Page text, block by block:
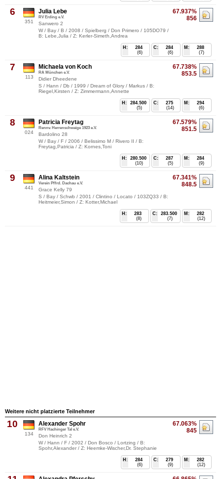
6
351
67.937%
856
Julia Lebe
RV Erding e.V.
Sanwero 2
W / Bay / B / 2008 / Spielberg / Don Primero / 105DO79 /
B: Lebe,Julia / Z: Kerler-Simeth,Andrea
M:
288
(7)
C:
284
(6)
H:
284
(6)
7
113
67.738%
853.5
Michaela von Koch
RA München e.V.
Didier Dheedene
S / Hann / Db / 1999 / Dream of Glory / Markus / B:
Riegel,Kirsten / Z: Zimmermann,Annette
M:
294
(6)
C:
275
(14)
H:
284.500
(5)
8
024
67.579%
851.5
Patricia Freytag
Rennv. Herrenschwaige 1923 e.V.
Bardolino 28
W / Bay / F / 2006 / Belissimo M / Rivero II / B:
Freytag,Patricia / Z: Kornes,Toni
M:
284
(9)
C:
287
(5)
H:
280.500
(10)
9
441
67.341%
848.5
Alina Kaltstein
Verein Pffrd. Dachau e.V.
Grace Kelly 79
S / Bay / Schwb / 2001 / Clintino / Locato / 103ZQ33 / B:
Heitmeier,Simon / Z: Kotter,Michael
M:
282
(12)
C:
283.500
(7)
H:
283
(8)
Weitere nicht platzierte Teilnehmer
10
134
67.063%
845
Alexander Spohr
RFV Hachinger Tal e.V.
Don Heinrich 2
W / Hann / F / 2002 / Don Bosco / Lortzing / B:
Spohr,Alexander / Z: Heemke-Wischer,Dr. Stephanie
M:
282
(12)
C:
279
(9)
H:
284
(6)